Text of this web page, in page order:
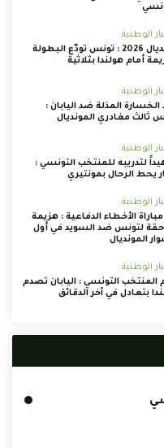
الوطنية
مونديال 2026 : تونس تودّع البطولة
أمام هولندا بثلاثية
الوطنية
الخسارة المذلة ضد اليابان :
ثالث مغادري المونديال
الوطنية
لتدريبه للمنتخب التونسي :
يحط الرحال بمونتيري
الوطنية
الأخطاء الدفاعية : هزيمة
لتونس ضد السويد في أول
المونديال
الوطنية
المنتخب التونسي : اليابان تصدم
بتعادل في آخر الدقائق